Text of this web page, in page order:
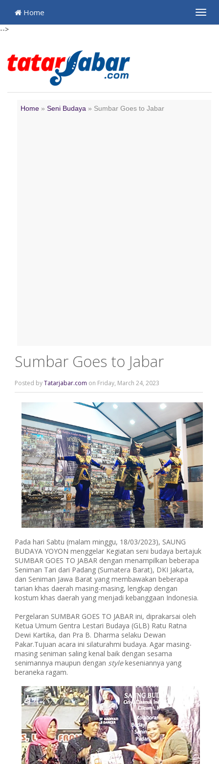
-->
Home
Home » Seni Budaya » Sumbar Goes to Jabar
Sumbar Goes to Jabar
Posted byTatarjabar.com on Friday, March 24, 2023
Pada hari Sabtu (malam minggu, 18/03/2023), SAUNG
BUDAYA YOYON menggelar Kegiatan seni budaya bertajuk
SUMBAR GOES TO JABAR dengan menampilkan beberapa
Seniman Tari dari Padang (Sumatera Barat), DKI Jakarta,
dan Seniman Jawa Barat yang membawakan beberapa
tarian khas daerah masing-masing, lengkap dengan
kostum khas daerah yang menjadi kebanggaan Indonesia.
Pergelaran SUMBAR GOES TO JABAR ini, diprakarsai oleh
Ketua Umum Gentra Lestari Budaya (GLB) Ratu Ratna
Dewi Kartika, dan Pra B. Dharma selaku Dewan
Pakar.Tujuan acara ini silaturahmi budaya. Agar masing-
masing seniman saling kenal baik dengan sesama
senimannya maupun dengan stylekeseniannya yang
beraneka ragam.